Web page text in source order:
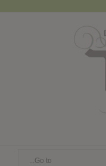
Go to...